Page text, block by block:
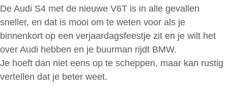
De Audi S4 met de nieuwe V6T is in alle gevallen
sneller, en dat is mooi om te weten voor als je
binnenkort op een verjaardagsfeestje zit en je wilt het
over Audi hebben en je buurman rijdt BMW.
Je hoeft dan niet eens op te scheppen, maar kan rustig
vertellen dat je beter weet.